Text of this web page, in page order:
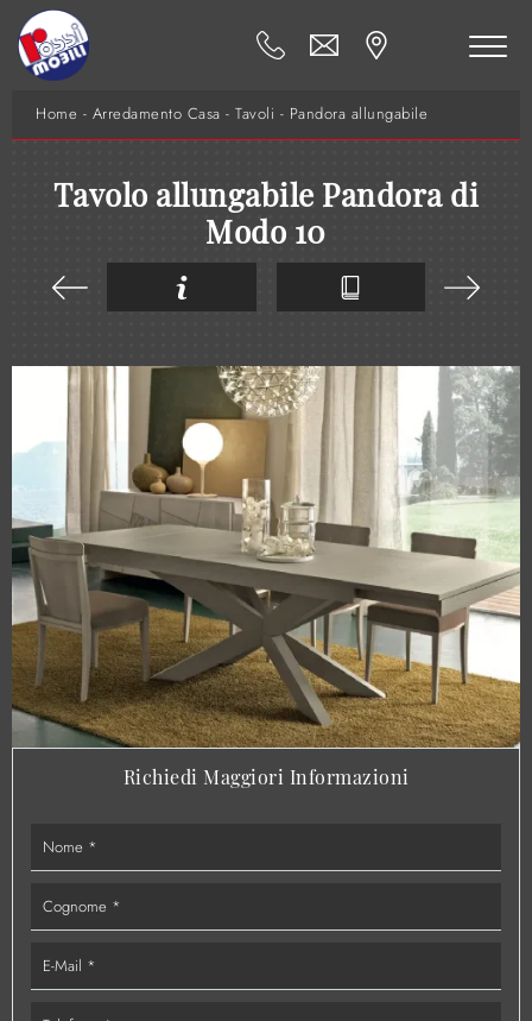
Home - Arredamento Casa - Tavoli - Pandora allungabile
Tavolo allungabile Pandora di
Modo 10
Richiedi Maggiori Informazioni